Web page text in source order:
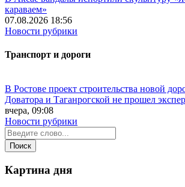
караваем»
07.08.2026 18:56
Новости рубрики
Транспорт и дороги
В Ростове проект строительства новой
Доватора и Таганрогской не прошел
вчера, 09:08
Новости рубрики
Картина дня